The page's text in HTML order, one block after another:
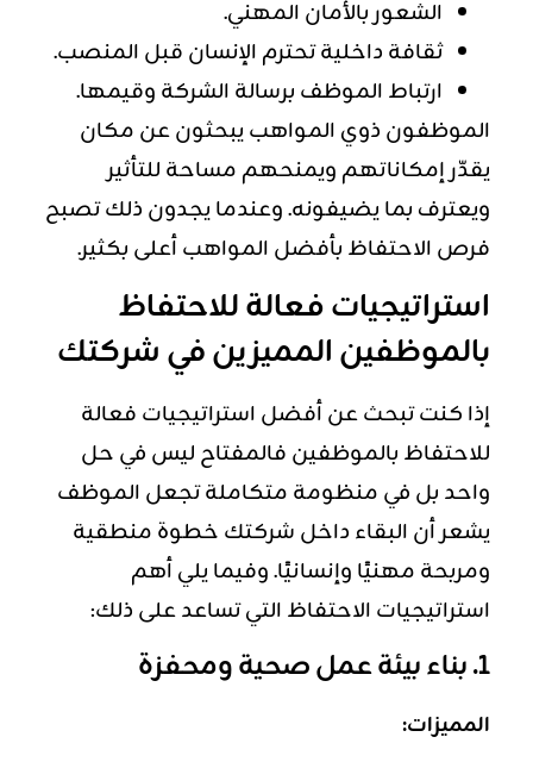
الشعور بالأمان المهني.
ثقافة داخلية تحترم الإنسان قبل المنصب.
ارتباط الموظف برسالة الشركة وقيمها.
الموظفون ذوي المواهب يبحثون عن مكان
يقدّر إمكاناتهم ويمنحهم مساحة للتأثير
ويعترف بما يضيفونه. وعندما يجدون ذلك تصبح
فرص الاحتفاظ بأفضل المواهب أعلى بكثير.
استراتيجياتفعالة للاحتفاظ
بالموظفين المميزين في شركتك
إذا كنت تبحث عن أفضل استراتيجيات فعالة
للاحتفاظ بالموظفين فالمفتاح ليس في حل
واحد بل في منظومة متكاملة تجعل الموظف
يشعر أن البقاء داخل شركتك خطوة منطقية
ومربحة مهنيًا وإنسانيًا. وفيما يلي أهم
استراتيجيات الاحتفاظ التي تساعد على ذلك:
1. بناء بيئة عمل صحية ومحفزة
المميزات: